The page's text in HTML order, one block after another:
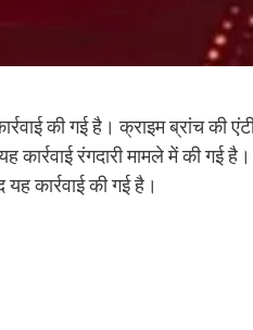
की गई है। क्राइम ब्रांच की
कार्रवाई रंगदारी मामले में की
यह कार्रवाई की गई है।